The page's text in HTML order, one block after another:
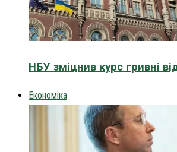
НБУ зміцнив курс гривні
Економіка